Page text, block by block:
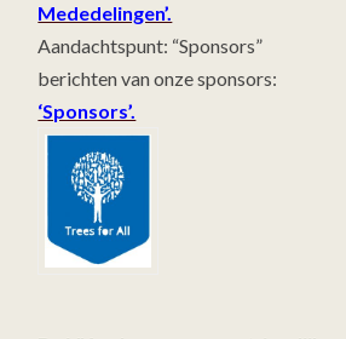
Mededelingen’.
Aandachtspunt: “Sponsors”
berichten van onze sponsors:
‘Sponsors’.